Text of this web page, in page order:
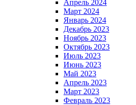
Апрель 2024
Март 2024
Январь 2024
Декабрь 2023
Ноябрь 2023
Октябрь 2023
Июль 2023
Июнь 2023
Май 2023
Апрель 2023
Март 2023
Февраль 2023